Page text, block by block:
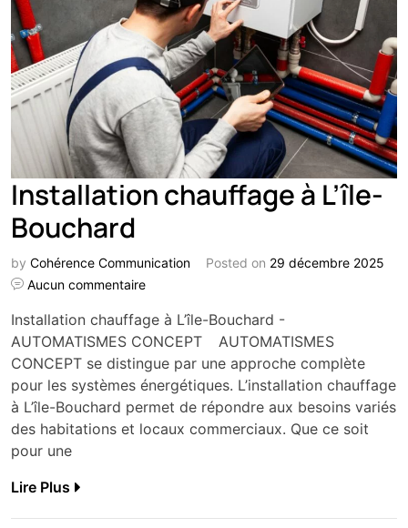
Installation chauffage à L’île-
Bouchard
by Cohérence Communication Posted on 29 décembre 2025
Aucun commentaire
Installation chauffage à L’île-Bouchard -
AUTOMATISMES CONCEPT AUTOMATISMES
CONCEPT se distingue par une approche complète
pour les systèmes énergétiques. L’installation chauffage
à L’île-Bouchard permet de répondre aux besoins variés
des habitations et locaux commerciaux. Que ce soit
pour une
Lire Plus